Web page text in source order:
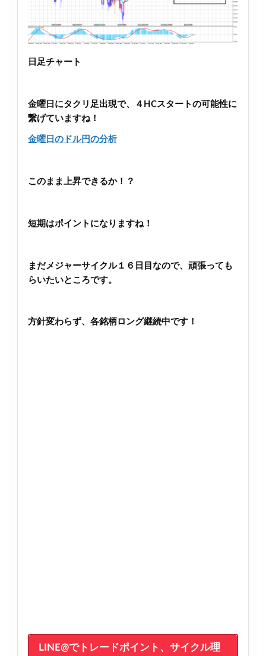
日足チャート
金曜日にタクリ足出現で、４HCスタートの可能性に
繋げていますね！
金曜日のドル円の分析
このまま上昇できるか！？
短期はポイントになりますね！
まだメジャーサイクル１６日目なので、頑張っても
らいたいところです。
方針変わらず、各銘柄ロング継続中です！
LINE@でトレードポイント、サイクル理